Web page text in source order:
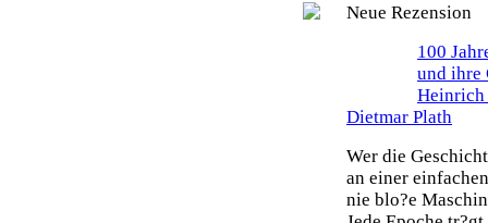
Neue Rezension
100
und ihre
Heinrich
Dietmar Plath
Wer die
an einer
nie blo?e